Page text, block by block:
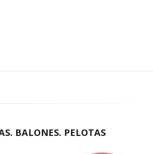
BALONES. PELOTAS